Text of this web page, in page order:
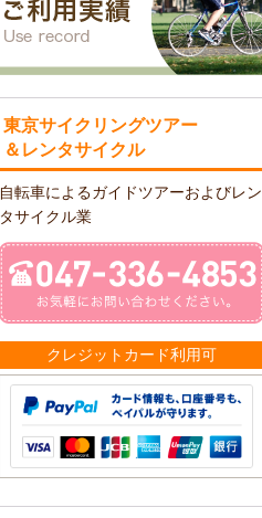
東京サイクリングツアー
＆レンタサイクル
自転車によるガイドツアーおよびレン
タサイクル業
クレジットカード利用可